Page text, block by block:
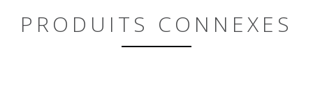
PRODUITS CONNEXES